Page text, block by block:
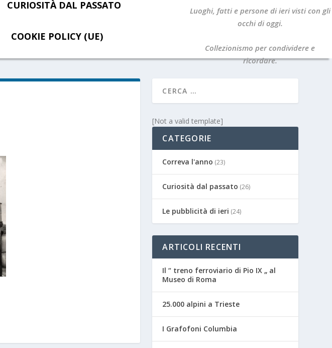
CURIOSITÀ DAL PASSATO
COOKIE POLICY (UE)
Luoghi, fatti e persone di ieri visti con gli
occhi di oggi.
Collezionismo per condividere e
ricordare.
[Not a valid template]
CATEGORIE
Correva l'anno (23)
Curiosità dal passato (26)
Le pubblicità di ieri (24)
ARTICOLI RECENTI
Il “ treno ferroviario di Pio IX „ al
Museo di Roma
25.000 alpini a Trieste
I Grafofoni Columbia